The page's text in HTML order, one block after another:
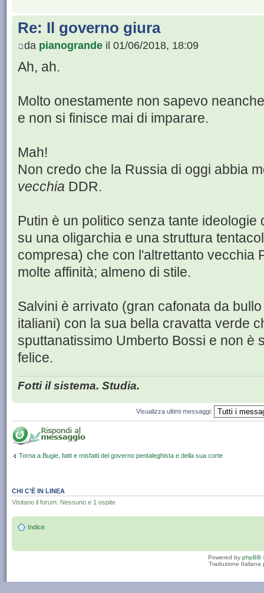
Re: Il governo giura
da pianogrande il 01/06/2018, 18:09
Ah, ah.
Molto onestamente non sapevo
e non si finisce mai di imparare.
Mah!
Non credo che la Russia di oggi abbia
vecchia DDR.
Putin è un politico senza tante
su una oligarchia e una struttura
compresa) che con l'altrettanto vecchia
molte affinità; almeno di stile.
Salvini è arrivato (gran cafonata da
italiani) con la sua bella cravatta verde
sputtanatissimo Umberto Bossi e non è
felice.
Fotti il sistema. Studia.
Visualizza ultimi messaggi:
Torna a Bugie, fatti e misfatti del governo pentaleghista e della sua corte
CHI C’È IN LINEA
Visitano il forum: Nessuno e 1 ospite
Indice
Powered by phpBB
Traduzione Italiana